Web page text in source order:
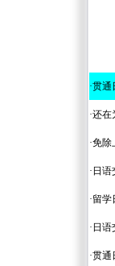
·贯通
·还在
·免除
· 日语
·留学
· 日语
·贯通